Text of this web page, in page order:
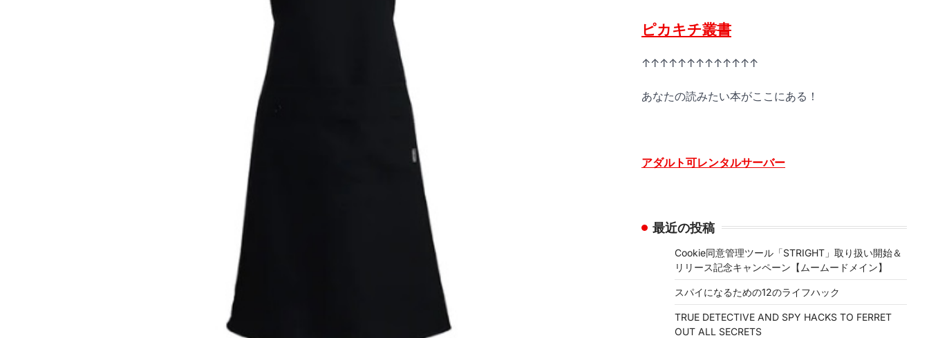
ピカキチ叢書
↑↑↑↑↑↑↑↑↑↑↑↑↑
あなたの読みたい本がここにある！
アダルト可レンタルサーバー
最近の投稿
Cookie同意管理ツール「STRIGHT」取り扱い開始＆
リリース記念キャンペーン【ムームードメイン】
スパイになるための12のライフハック
TRUE DETECTIVE AND SPY HACKS TO FERRET
OUT ALL SECRETS